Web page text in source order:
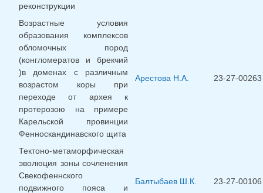
реконструкции
Возрастные условия
образования комплексов
обломочных пород
(конгломератов и брекчий
)в доменах с различным
возрастом коры при
переходе от архея к
протерозою на примере
Карельской провинции
Фенноскандинавского щита
Арестова Н.А. 23-27-00263
Тектоно-метаморфическая
эволюция зоны сочленения
Свекофеннского
подвижного пояса и
Балтыбаев Ш.К. 23-27-00106